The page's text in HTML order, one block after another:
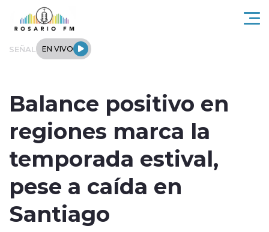
Click acá para ir directamente al contenido
SEÑAL EN VIVO
Regionales
Tendencias
Internacional
Balance positivo en
regiones marca la
temporada estival,
pese a caída en
Santiago